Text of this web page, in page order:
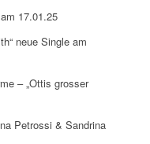
17.01.25
neue Single am
– „Ottis grosser
Petrossi & Sandrina